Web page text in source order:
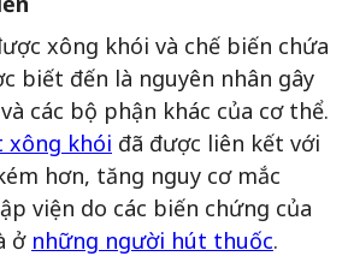
xông khói và chế biến chứa
biết đến là nguyên nhân gây
các bộ phận khác của cơ thể.
xông khói đã được liên kết với
hơn, tăng nguy cơ mắc
viện do các biến chứng của
ở những người hút thuốc.